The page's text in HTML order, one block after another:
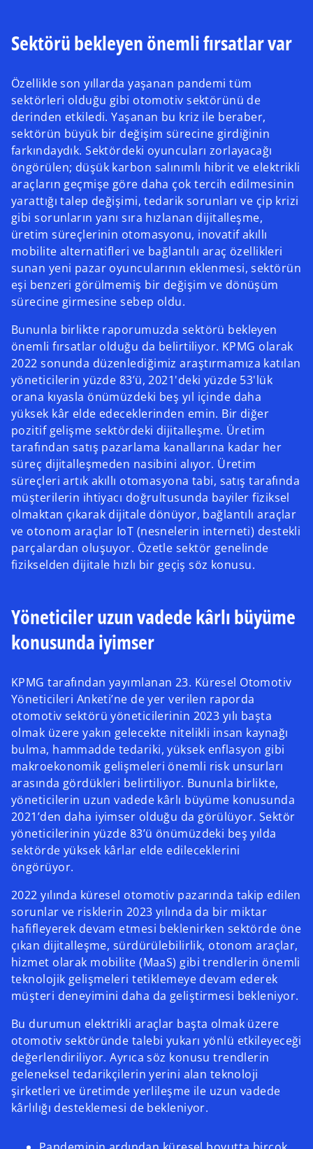
Sektörü bekleyen önemli fırsatlar var
Özellikle son yıllarda yaşanan pandemi tüm
sektörleri olduğu gibi otomotiv sektörünü de
derinden etkiledi. Yaşanan bu kriz ile beraber,
sektörün büyük bir değişim sürecine girdiğinin
farkındaydık. Sektördeki oyuncuları zorlayacağı
öngörülen; düşük karbon salınımlı hibrit ve elektrikli
araçların geçmişe göre daha çok tercih edilmesinin
yarattığı talep değişimi, tedarik sorunları ve çip krizi
gibi sorunların yanı sıra hızlanan dijitalleşme,
üretim süreçlerinin otomasyonu, inovatif akıllı
mobilite alternatifleri ve bağlantılı araç özellikleri
sunan yeni pazar oyuncularının eklenmesi, sektörün
eşi benzeri görülmemiş bir değişim ve dönüşüm
sürecine girmesine sebep oldu.
Bununla birlikte raporumuzda sektörü bekleyen
önemli fırsatlar olduğu da belirtiliyor. KPMG olarak
2022 sonunda düzenlediğimiz araştırmamıza katılan
yöneticilerin yüzde 83’ü, 2021'deki yüzde 53'lük
orana kıyasla önümüzdeki beş yıl içinde daha
yüksek kâr elde edeceklerinden emin. Bir diğer
pozitif gelişme sektördeki dijitalleşme. Üretim
tarafından satış pazarlama kanallarına kadar her
süreç dijitalleşmeden nasibini alıyor. Üretim
süreçleri artık akıllı otomasyona tabi, satış tarafında
müşterilerin ihtiyacı doğrultusunda bayiler fiziksel
olmaktan çıkarak dijitale dönüyor, bağlantılı araçlar
ve otonom araçlar IoT (nesnelerin interneti) destekli
parçalardan oluşuyor. Özetle sektör genelinde
fizikselden dijitale hızlı bir geçiş söz konusu.
Yöneticiler uzun vadede kârlı büyüme
konusunda iyimser
KPMG tarafından yayımlanan 23. Küresel Otomotiv
Yöneticileri Anketi’ne de yer verilen raporda
otomotiv sektörü yöneticilerinin 2023 yılı başta
olmak üzere yakın gelecekte nitelikli insan kaynağı
bulma, hammadde tedariki, yüksek enflasyon gibi
makroekonomik gelişmeleri önemli risk unsurları
arasında gördükleri belirtiliyor. Bununla birlikte,
yöneticilerin uzun vadede kârlı büyüme konusunda
2021’den daha iyimser olduğu da görülüyor. Sektör
yöneticilerinin yüzde 83’ü önümüzdeki beş yılda
sektörde yüksek kârlar elde edileceklerini
öngörüyor.
2022 yılında küresel otomotiv pazarında takip edilen
sorunlar ve risklerin 2023 yılında da bir miktar
hafifleyerek devam etmesi beklenirken sektörde öne
çıkan dijitalleşme, sürdürülebilirlik, otonom araçlar,
hizmet olarak mobilite (MaaS) gibi trendlerin önemli
teknolojik gelişmeleri tetiklemeye devam ederek
müşteri deneyimini daha da geliştirmesi bekleniyor.
Bu durumun elektrikli araçlar başta olmak üzere
otomotiv sektöründe talebi yukarı yönlü etkileyeceği
değerlendiriliyor. Ayrıca söz konusu trendlerin
geleneksel tedarikçilerin yerini alan teknoloji
şirketleri ve üretimde yerlileşme ile uzun vadede
kârlılığı desteklemesi de bekleniyor.